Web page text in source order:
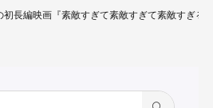
初⻑編映画『素敵すぎて素敵すぎて素敵すぎ